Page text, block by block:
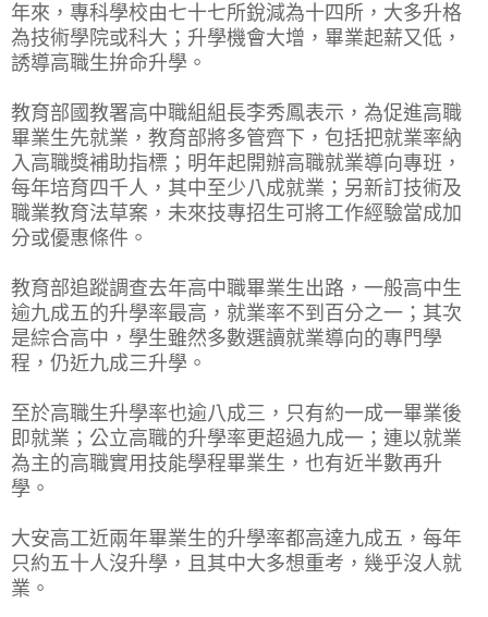
年來，專科學校由七十七所銳減為十四所，大多升格
為技術學院或科大；升學機會大增，畢業起薪又低，
誘導高職生拚命升學。
教育部國教署高中職組組長李秀鳳表示，為促進高職
畢業生先就業，教育部將多管齊下，包括把就業率納
入高職獎補助指標；明年起開辦高職就業導向專班，
每年培育四千人，其中至少八成就業；另新訂技術及
職業教育法草案，未來技專招生可將工作經驗當成加
分或優惠條件。
教育部追蹤調查去年高中職畢業生出路，一般高中生
逾九成五的升學率最高，就業率不到百分之一；其次
是綜合高中，學生雖然多數選讀就業導向的專門學
程，仍近九成三升學。
至於高職生升學率也逾八成三，只有約一成一畢業後
即就業；公立高職的升學率更超過九成一；連以就業
為主的高職實用技能學程畢業生，也有近半數再升
學。
大安高工近兩年畢業生的升學率都高達九成五，每年
只約五十人沒升學，且其中大多想重考，幾乎沒人就
業。